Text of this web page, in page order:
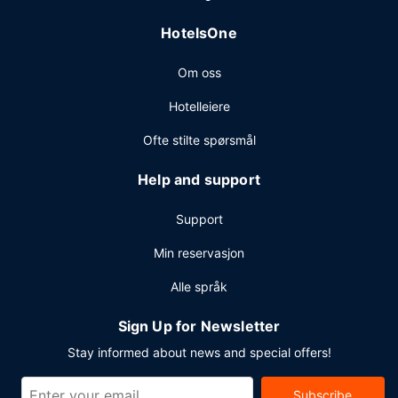
HotelsOne
Om oss
Hotelleiere
Ofte stilte spørsmål
Help and support
Support
Min reservasjon
Alle språk
Sign Up for Newsletter
Stay informed about news and special offers!
Subscribe